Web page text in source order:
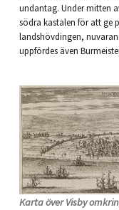
undantag. Under mitten
södra kastalen för att ge
landshövdingen,
uppfördes även
Karta över Visby